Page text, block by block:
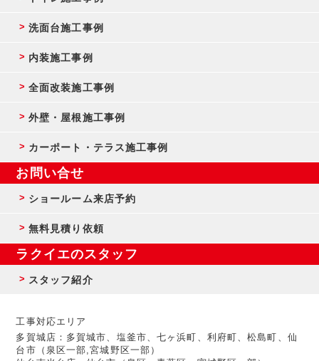
洗面台施工事例
内装施工事例
全面改装施工事例
外壁・屋根施工事例
カーポート・テラス施工事例
お問い合せ
ショールーム来店予約
無料見積り依頼
ラクイエのスタッフ
スタッフ紹介
工事対応エリア
多賀城店：多賀城市、塩釜市、七ヶ浜町、利府町、松島町、仙
台市（泉区一部,宮城野区一部）